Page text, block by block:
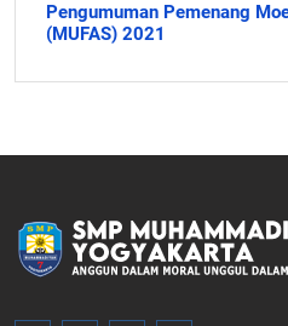
Pengumuman Pemenang
(MUFAS) 2021